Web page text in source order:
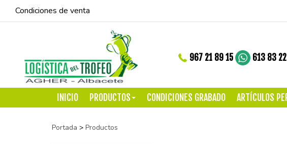
Condiciones de venta
967 21 89 15 613 83
INICIO PRODUCTOS CONDICIONES GRABADO ARTÍCULOS
Portada > Productos